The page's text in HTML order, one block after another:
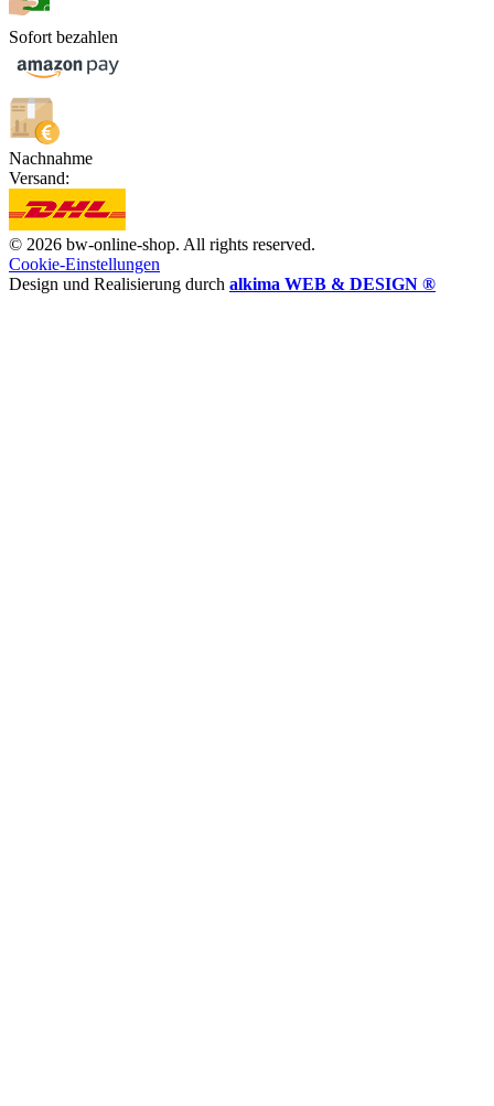
Sofort bezahlen
Nachnahme
Versand:
© 2026 bw-online-shop. All rights reserved.
Cookie-Einstellungen
Design und Realisierung durch alkima WEB & DESIGN ®